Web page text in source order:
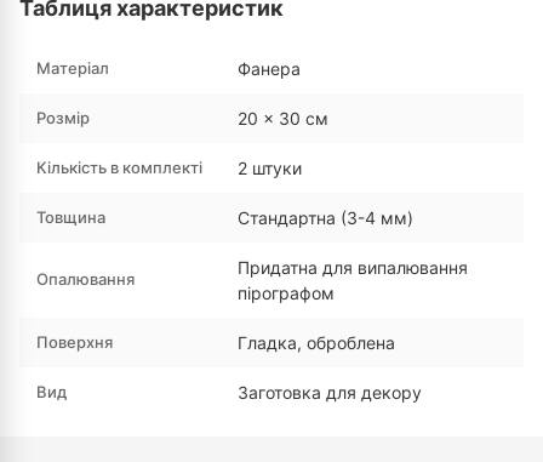
Таблиця характеристик
Матеріал Фанера
Розмір 20 × 30 см
Кількість в комплекті 2 штуки
Товщина Стандартна (3-4 мм)
Опалювання
Придатна для випалювання
пірографом
Поверхня Гладка, оброблена
Вид Заготовка для декору